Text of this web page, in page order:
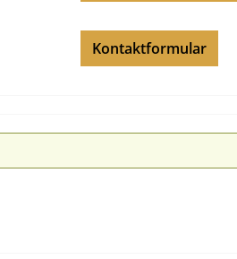
Kontaktformular